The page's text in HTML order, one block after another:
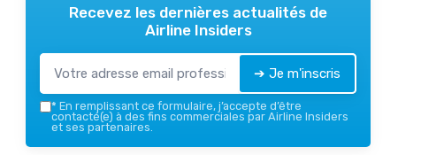
Recevez les dernières actualités de
Airline Insiders
➔ Je m'inscris
* En remplissant ce formulaire, j’accepte d’être
contacté(e) à des fins commerciales par Airline Insiders
et ses partenaires.